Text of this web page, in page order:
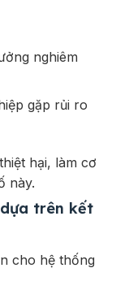
nghiêm
gặp rủi ro
hại, làm cơ
này.
trên kết
cho hệ thống